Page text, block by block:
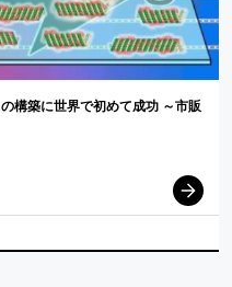
の構築に世界で初めて成功～市販